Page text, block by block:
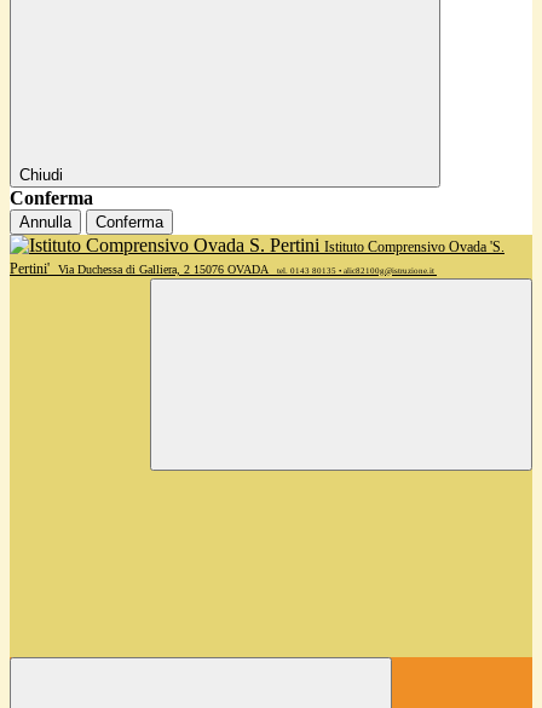
Chiudi
Conferma
Annulla Conferma
Istituto Comprensivo Ovada 'S.
Pertini'
Via Duchessa di Galliera, 2 15076 OVADA tel. 0143 80135 • alic82100g@istruzione.it